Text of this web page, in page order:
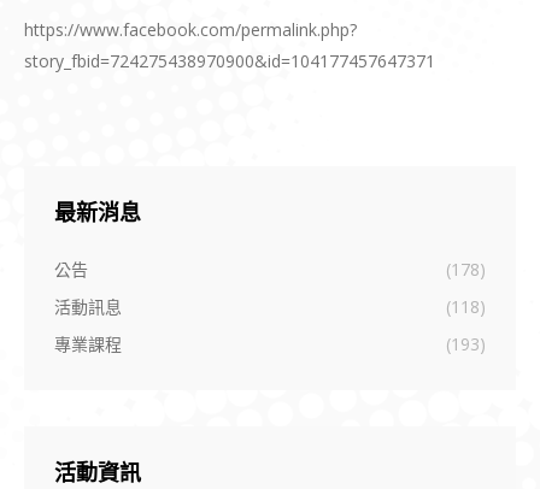
https://www.facebook.com/permalink.php?
story_fbid=724275438970900&id=104177457647371
最新消息
公告
(178)
活動訊息
(118)
專業課程
(193)
活動資訊